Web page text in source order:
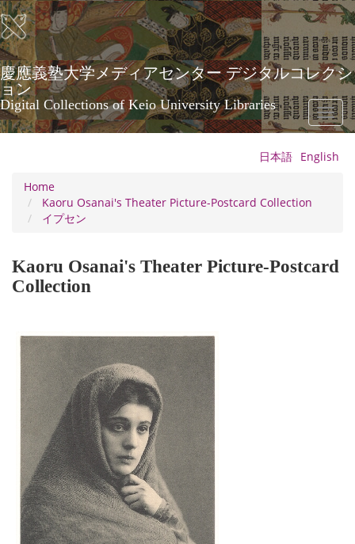
Skip
to
main
content
慶應義塾大学メディアセンター デジタルコレクシ
ョン
Digital Collections of Keio University Libraries
Toggle
日本語 English
Home
Kaoru Osanai's Theater Picture-Postcard Collection
イプセン
Kaoru Osanai's Theater Picture-Postcard
Collection